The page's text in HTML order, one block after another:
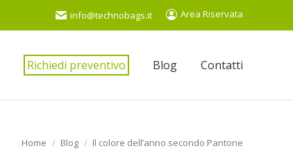
info@technobags.it Area Riservata
Richiedi preventivo Blog Contatti
You are here:
Home Blog Il colore dell’anno secondo Pantone